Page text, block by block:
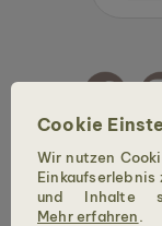
Cookie
Wir nutzen
und Inhalte
Mehr erfahren
Copyright © 2026
vorbehalten.